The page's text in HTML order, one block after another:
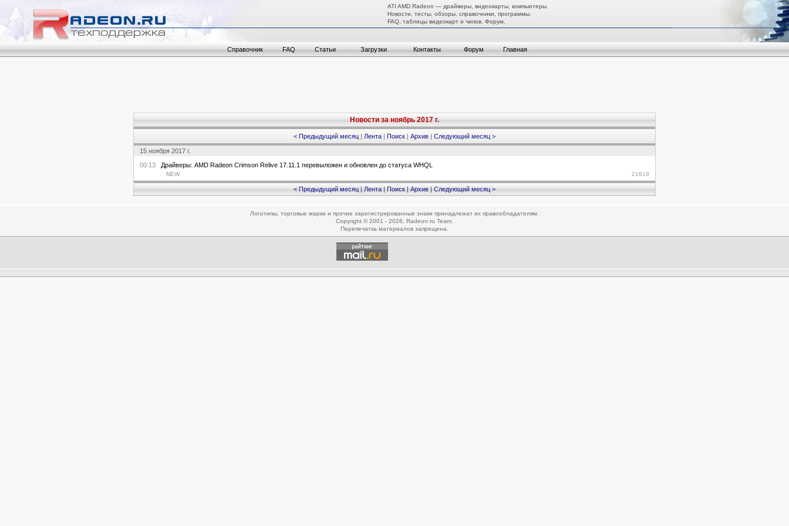
ATI AMD Radeon — драйверы, видеокарты, компьютеры.
Новости, тесты, обзоры, справочники, программы.
FAQ, таблицы видеокарт и чипов. Форум.
Справочник FAQ Статьи Загрузки Контакты Форум Главная
Новости за ноябрь 2017 г.
< Предыдущий месяц | Лента | Поиск | Архив | Следующий месяц >
15 ноября 2017 г.
00:13 Драйверы: AMD Radeon Crimson Relive 17.11.1 перевыложен и обновлен до статуса WHQL
21619
NEW
< Предыдущий месяц|Лента|Поиск|Архив|Следующий месяц >
Логотипы, торговые марки и прочие зарегистрированные знаки принадлежат их правообладателям.
Copyright © 2001 - 2026, Radeon.ru Team.
Перепечатка материалов запрещена.